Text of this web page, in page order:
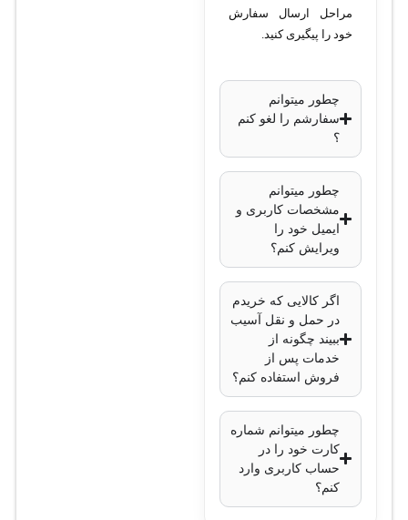
مراحل ارسال سفارش
خود را پیگیری کنید.
چطور میتوانم
سفارشم را لغو کنم
؟
چطور میتوانم
مشخصات کاربری و
ایمیل خود را
ویرایش کنم؟
اگر کالایی که خریدم
در حمل و نقل آسیب
ببیند چگونه از
خدمات پس از
فروش استفاده کنم؟
چطور میتوانم شماره
کارت خود را در
حساب کاربری وارد
کنم؟